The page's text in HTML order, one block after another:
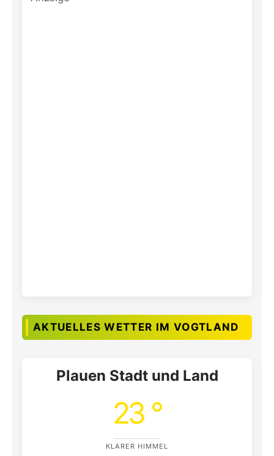
AKTUELLES WETTER IM VOGTLAND
Plauen Stadt und Land
23 °
KLARER HIMMEL